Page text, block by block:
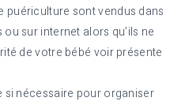
puériculture sont vendus dans
sur internet alors qu’ils ne
de votre bébé voir présente
si nécessaire pour organiser